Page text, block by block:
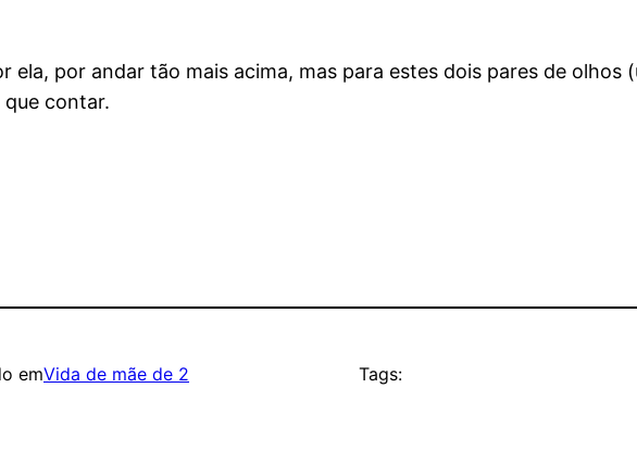
ela, por andar tão mais acima, mas para estes dois pares de
contar.
emVida de mãe de 2 Tags: